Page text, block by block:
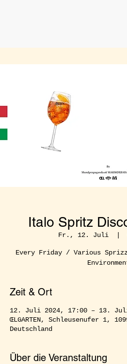
Italo Spritz
Fr., 12. Juli
  |
Every Friday / Various
Zeit & Ort
12. Juli 2024, 17:00 – 13.
ŒLGARTEN, Schleusenufer 1,
Deutschland
Über die Veranstaltung